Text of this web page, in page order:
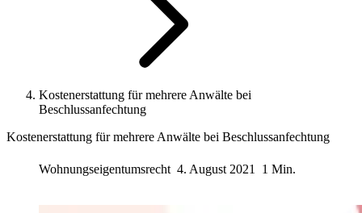
Kostenerstattung für mehrere Anwälte bei
Beschlussanfechtung
Kostenerstattung für mehrere Anwälte bei Beschlussanfechtung
Wohnungseigentumsrecht 4. August 2021 1 Min.